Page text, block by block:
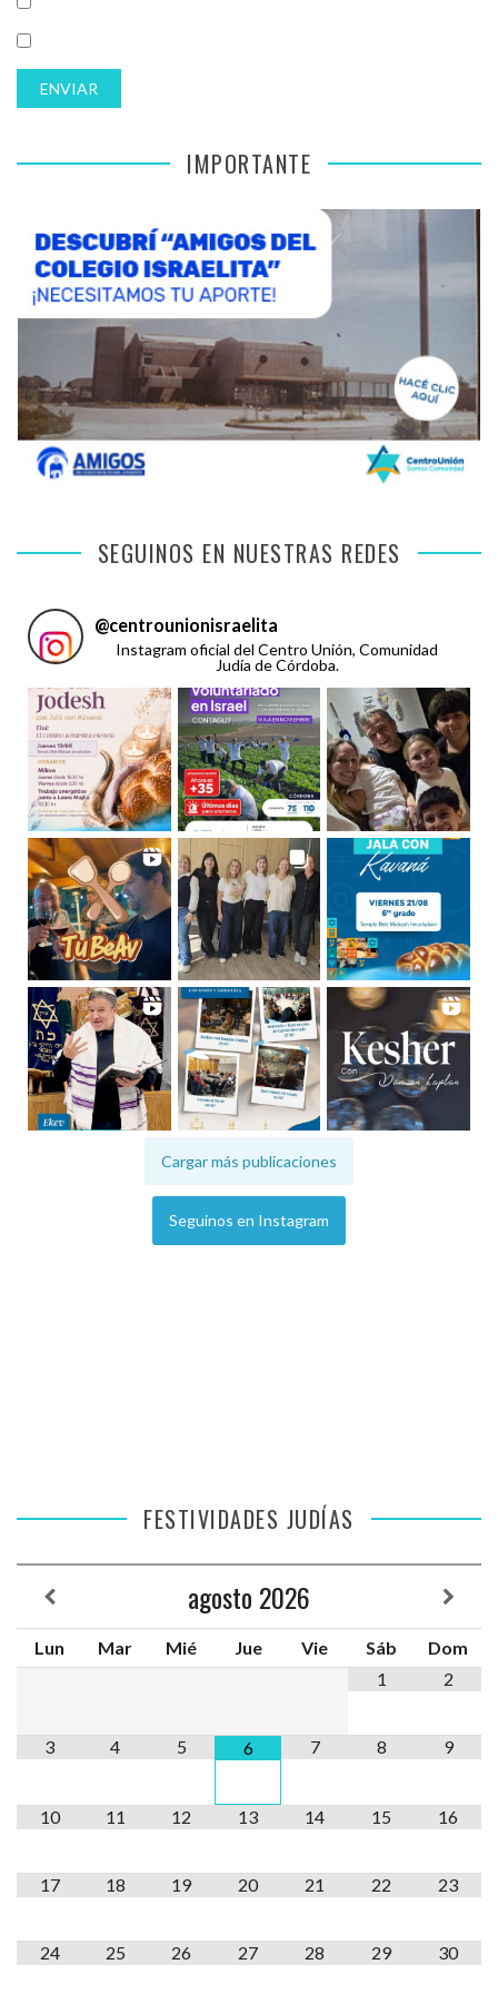
IMPORTANTE
SEGUINOS EN NUESTRAS REDES
@centrounionisraelita
Instagram oficial del Centro Unión, Comunidad
Judía de Córdoba.
Cargar más publicaciones
Seguinos en Instagram
FESTIVIDADES JUDÍAS
agosto 2026
Lun Mar Mié Jue Vie Sáb
Dom
1
2
3 4 5 6 7 8 9
10 11 12 13 14 15 16
17 18 19 20 21 22 23
24 25 26 27 28 29 30